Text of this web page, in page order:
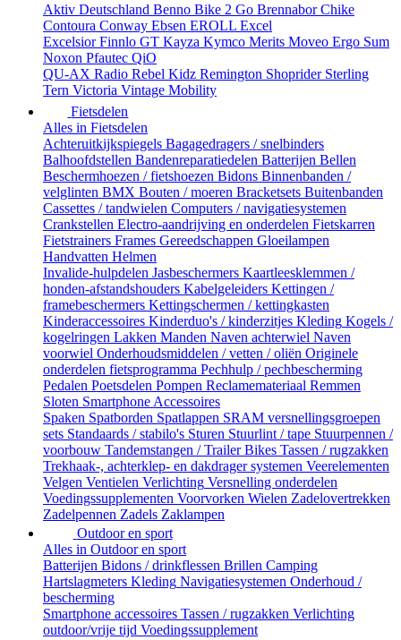
Aktiv Deutschland Benno Bike 2 Go Brennabor Chike
Contoura Conway Ebsen EROLL Excel
Excelsior Finnlo GT Kayza Kymco Merits Moveo Ergo Sum
Noxon Pfautec QiO
QU-AX Radio Rebel Kidz Remington Shoprider Sterling
Tern Victoria Vintage Mobility
Fietsdelen
Alles in Fietsdelen
Achteruitkijkspiegels Bagagedragers / snelbinders
Balhoofdstellen Bandenreparatiedelen Batterijen Bellen
Beschermhoezen / fietshoezen Bidons Binnenbanden /
velglinten BMX Bouten / moeren Bracketsets Buitenbanden
Cassettes / tandwielen Computers / navigatiesystemen
Crankstellen Electro-aandrijving en onderdelen Fietskarren
Fietstrainers Frames Gereedschappen Gloeilampen
Handvatten Helmen
Invalide-hulpdelen Jasbeschermers Kaartleesklemmen /
honden-afstandshouders Kabelgeleiders Kettingen /
framebeschermers Kettingschermen / kettingkasten
Kinderaccessoires Kinderduo's / kinderzitjes Kleding Kogels /
kogelringen Lakken Manden Naven achterwiel Naven
voorwiel Onderhoudsmiddelen / vetten / oliën Originele
onderdelen fietsprogramma Pechhulp / pechbescherming
Pedalen Poetsdelen Pompen Reclamemateriaal Remmen
Sloten Smartphone Accessoires
Spaken Spatborden Spatlappen SRAM versnellingsgroepen
sets Standaards / stabilo's Sturen Stuurlint / tape Stuurpennen /
voorbouw Tandemstangen / Trailer Bikes Tassen / rugzakken
Trekhaak-, achterklep- en dakdrager systemen Veerelementen
Velgen Ventielen Verlichting Versnelling onderdelen
Voedingssupplementen Voorvorken Wielen Zadelovertrekken
Zadelpennen Zadels Zaklampen
Outdoor en sport
Alles in Outdoor en sport
Batterijen Bidons / drinkflessen Brillen Camping
Hartslagmeters Kleding Navigatiesystemen Onderhoud /
bescherming
Smartphone accessoires Tassen / rugzakken Verlichting
outdoor/vrije tijd Voedingssupplement